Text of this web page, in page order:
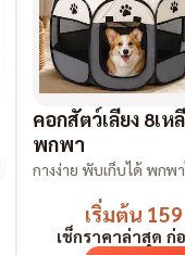
คอกสัตว์เลี้ยง 8เ
พกพา
กางง่าย พั
เริ่มต้น
เช็กราคาล่าสุด ก่